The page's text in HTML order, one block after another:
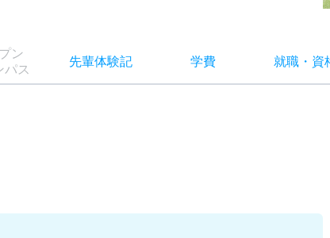
プン
パス
先輩体験記 学費 就職・ 資